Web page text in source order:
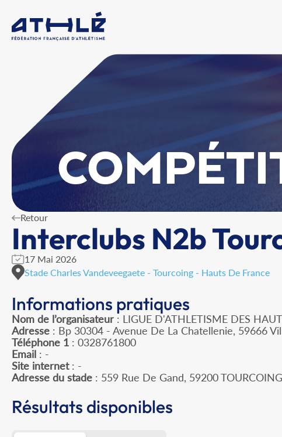
Retour
Interclubs N2b
17 Mai 2026
Stade Charles Vandeveegaete - Tourcoing - Hauts De France
Informations pratiques
Nom de l’organisateur : LIGUE D'ATHLETISME DES
Adresse : Bp 30304 - Avenue De La Chatellenie, 59666
Téléphone 1 : 0328761800
Email : -
Site internet: -
Adresse du stade : 559 Rue De Gand, 59200 TOURCOING
Résultats disponibles